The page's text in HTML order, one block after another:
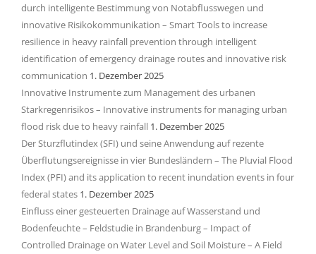
durch intelligente Bestimmung von Notabflusswegen und
innovative Risikokommunikation – Smart Tools to increase
resilience in heavy rainfall prevention through intelligent
identification of emergency drainage routes and innovative risk
communication 1. Dezember 2025
Innovative Instrumente zum Management des urbanen
Starkregenrisikos – Innovative instruments for managing urban
flood risk due to heavy rainfall 1. Dezember 2025
Der Sturzflutindex (SFI) und seine Anwendung auf rezente
Überflutungsereignisse in vier Bundesländern – The Pluvial Flood
Index (PFI) and its application to recent inundation events in four
federal states 1. Dezember 2025
Einfluss einer gesteuerten Drainage auf Wasserstand und
Bodenfeuchte – Feldstudie in Brandenburg – Impact of
Controlled Drainage on Water Level and Soil Moisture – A Field